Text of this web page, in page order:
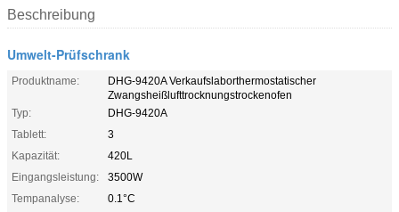
Beschreibung
Umwelt-Prüfschrank
Produktname:
DHG-9420A Verkaufslaborthermostatischer
Zwangsheißlufttrocknungstrockenofen
Typ:
DHG-9420A
Tablett:
3
Kapazität:
420L
Eingangsleistung:
3500W
Tempanalyse:
0.1°C